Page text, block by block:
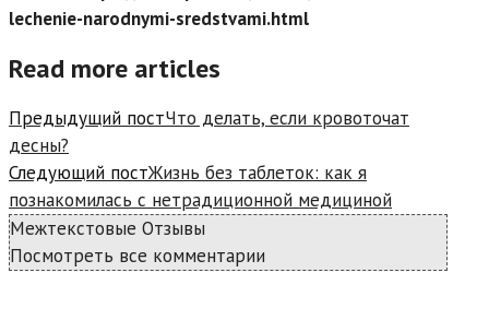
lechenie-narodnymi-sredstvami.html
Read more articles
Предыдущий постЧто делать, если кровоточат
десны?
Следующий постЖизнь без таблеток: как я
познакомилась с нетрадиционной медициной
Межтекстовые Отзывы
Посмотреть все комментарии